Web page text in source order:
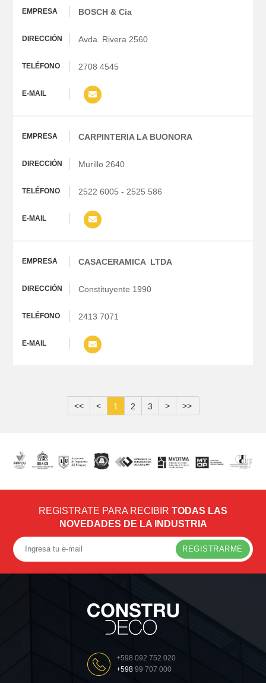
BOSCH & Cia
Avda. Rivera 2560
2708 4545
CARPINTERIA LA BUONORA
Murillo 2640
2522 6005 - 2525 586
CASACERAMICA LTDA
Constituyente 1990
2413 7071
<< < 1 2 3 > >>
REGISTRATE PARA RECIBIR TODAS LAS
NOVEDADES DE LA INDUSTRIA
REGISTRARME
+598 092 752 020
+598 99 707 000